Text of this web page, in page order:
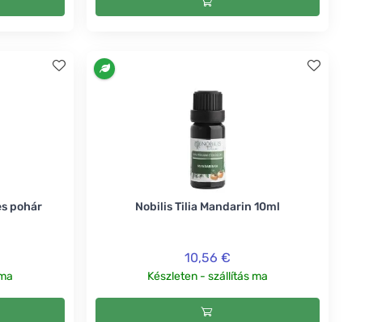
pohár Nobilis Tilia Mandarin 10ml
10,56 €
Készleten - szállítás ma